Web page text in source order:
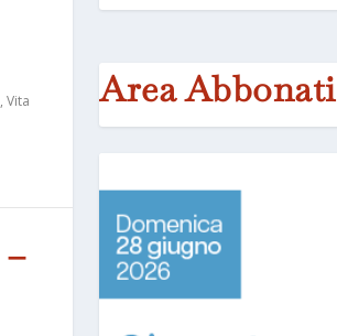
, Vita Area Abbonati